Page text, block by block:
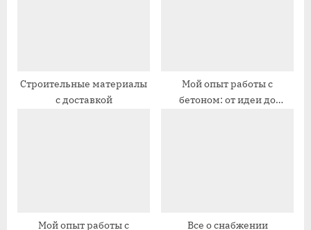
и
п
Строительные материалы
с доставкой
Мой опыт работы с
бетоном: от идеи до
Мой опыт работы с Все о снабжении